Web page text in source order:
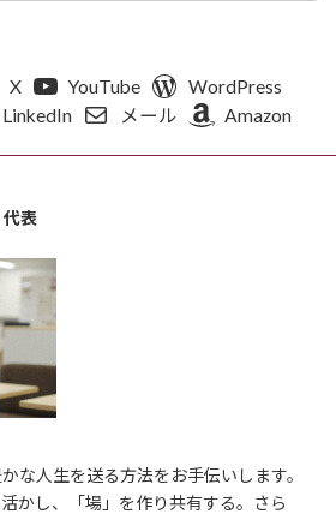
X YouTube
WordPress
LinkedIn メール Amazon
表
な人生を送る方法をお手伝いします。
かし、「場」を作り共有する。さら